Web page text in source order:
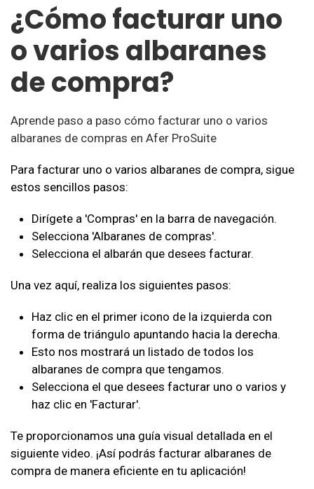
¿Cómo facturar uno
o varios albaranes
de compra?
Aprende paso a paso cómo facturar uno o varios
albaranes de compras en Afer ProSuite
Para facturar uno o varios albaranes de compra, sigue
estos sencillos pasos:
Dirígete a 'Compras' en la barra de navegación.
Selecciona 'Albaranes de compras'.
Selecciona el albarán que desees facturar.
Una vez aquí, realiza los siguientes pasos:
Haz clic en el primer icono de la izquierda con
forma de triángulo apuntando hacia la derecha.
Esto nos mostrará un listado de todos los
albaranes de compra que tengamos.
Selecciona el que desees facturar uno o varios y
haz clic en 'Facturar'.
Te proporcionamos una guía visual detallada en el
siguiente video. ¡Así podrás facturar albaranes de
compra de manera eficiente en tu aplicación!